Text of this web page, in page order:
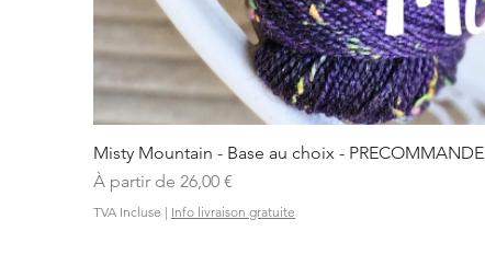
Misty Mountain - Base au choix - PRECOMMANDE
À partir de 26,00 €
Prix promotionnel
TVA Incluse | Info livraison gratuite